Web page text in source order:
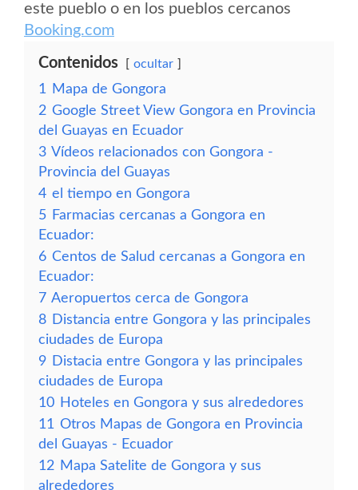
este pueblo o en los pueblos cercanos
Booking.com
Contenidos ocultar
1
Mapa de Gongora
2 Google Street View Gongora en Provincia
del Guayas en Ecuador
3 Vídeos relacionados con Gongora -
Provincia del Guayas
4 el tiempo en Gongora
5 Farmacias cercanas a Gongora en
Ecuador:
6 Centos de Salud cercanas a Gongora en
Ecuador:
7 Aeropuertos cerca de Gongora
8 Distancia entre Gongora y las principales
ciudades de Europa
9 Distacia entre Gongora y las principales
ciudades de Europa
10 Hoteles en Gongora y sus alrededores
11 Otros Mapas de Gongora en Provincia
del Guayas - Ecuador
12 Mapa Satelite de Gongora y sus
alrededores